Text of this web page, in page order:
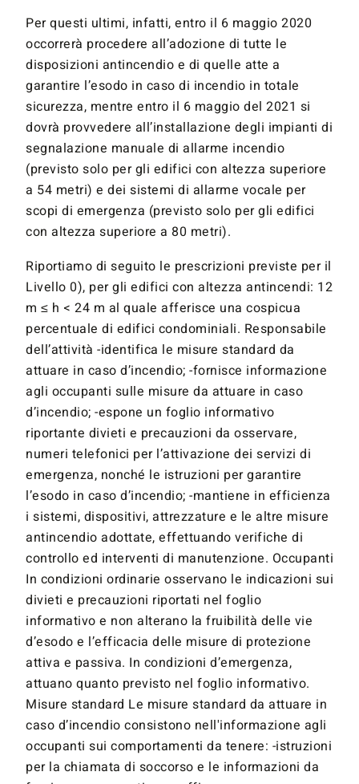
Per questi ultimi, infatti, entro il 6 maggio 2020
occorrerà procedere all’adozione di tutte le
disposizioni antincendio e di quelle atte a
garantire l’esodo in caso di incendio in totale
sicurezza, mentre entro il 6 maggio del 2021 si
dovrà provvedere all’installazione degli impianti di
segnalazione manuale di allarme incendio
(previsto solo per gli edifici con altezza superiore
a 54 metri) e dei sistemi di allarme vocale per
scopi di emergenza (previsto solo per gli edifici
con altezza superiore a 80 metri).
Riportiamo di seguito le prescrizioni previste per il
Livello 0), per gli edifici con altezza antincendi: 12
m ≤ h < 24 m al quale afferisce una cospicua
percentuale di edifici condominiali. Responsabile
dell’attività -identifica le misure standard da
attuare in caso d’incendio; -fornisce informazione
agli occupanti sulle misure da attuare in caso
d’incendio; -espone un foglio informativo
riportante divieti e precauzioni da osservare,
numeri telefonici per l’attivazione dei servizi di
emergenza, nonché le istruzioni per garantire
l’esodo in caso d’incendio; -mantiene in efficienza
i sistemi, dispositivi, attrezzature e le altre misure
antincendio adottate, effettuando verifiche di
controllo ed interventi di manutenzione. Occupanti
In condizioni ordinarie osservano le indicazioni sui
divieti e precauzioni riportati nel foglio
informativo e non alterano la fruibilità delle vie
d’esodo e l’efficacia delle misure di protezione
attiva e passiva. In condizioni d’emergenza,
attuano quanto previsto nel foglio informativo.
Misure standard Le misure standard da attuare in
caso d’incendio consistono nell'informazione agli
occupanti sui comportamenti da tenere: -istruzioni
per la chiamata di soccorso e le informazioni da